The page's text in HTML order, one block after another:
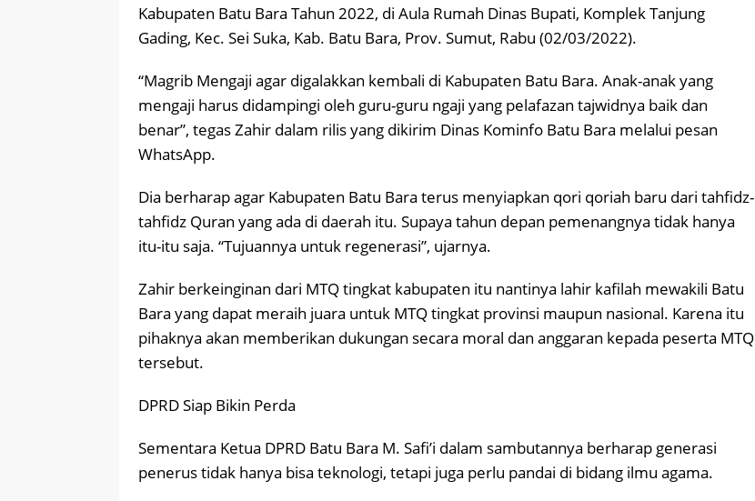
Kabupaten Batu Bara Tahun 2022, di Aula Rumah Dinas Bupati, Komplek Tanjung
Gading, Kec. Sei Suka, Kab. Batu Bara, Prov. Sumut, Rabu (02/03/2022).
“Magrib Mengaji agar digalakkan kembali di Kabupaten Batu Bara. Anak-anak yang
mengaji harus didampingi oleh guru-guru ngaji yang pelafazan tajwidnya baik dan
benar”, tegas Zahir dalam rilis yang dikirim Dinas Kominfo Batu Bara melalui pesan
WhatsApp.
Dia berharap agar Kabupaten Batu Bara terus menyiapkan qori qoriah baru dari tahfidz-
tahfidz Quran yang ada di daerah itu. Supaya tahun depan pemenangnya tidak hanya
itu-itu saja. “Tujuannya untuk regenerasi”, ujarnya.
Zahir berkeinginan dari MTQ tingkat kabupaten itu nantinya lahir kafilah mewakili Batu
Bara yang dapat meraih juara untuk MTQ tingkat provinsi maupun nasional. Karena itu
pihaknya akan memberikan dukungan secara moral dan anggaran kepada peserta MTQ
tersebut.
DPRD Siap Bikin Perda
Sementara Ketua DPRD Batu Bara M. Safi’i dalam sambutannya berharap generasi
penerus tidak hanya bisa teknologi, tetapi juga perlu pandai di bidang ilmu agama.